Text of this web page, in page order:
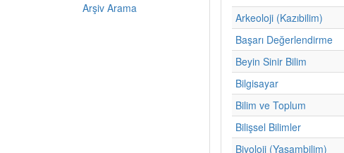
Arşiv Arama
Arkeoloji (Kazıbilim)
Başarı Değerlendirme
Beyin Sinir Bilim
Bilgisayar
Bilim ve Toplum
Bilişsel Bilimler
Biyoloji (Yaşambilim)